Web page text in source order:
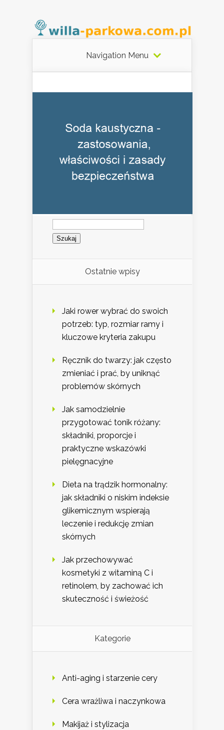
Navigation Menu
Szukaj:
Ostatnie wpisy
Jaki rower wybrać do swoich
potrzeb: typ, rozmiar ramy i
kluczowe kryteria zakupu
Ręcznik do twarzy: jak często
zmieniać i prać, by uniknąć
problemów skórnych
Jak samodzielnie
przygotować tonik różany:
składniki, proporcje i
praktyczne wskazówki
pielęgnacyjne
Dieta na trądzik hormonalny:
jak składniki o niskim indeksie
glikemicznym wspierają
leczenie i redukcję zmian
skórnych
Jak przechowywać
kosmetyki z witaminą C i
retinolem, by zachować ich
skuteczność i świeżość
Kategorie
Anti-aging i starzenie cery
Cera wrażliwa i naczynkowa
Makijaż i stylizacja